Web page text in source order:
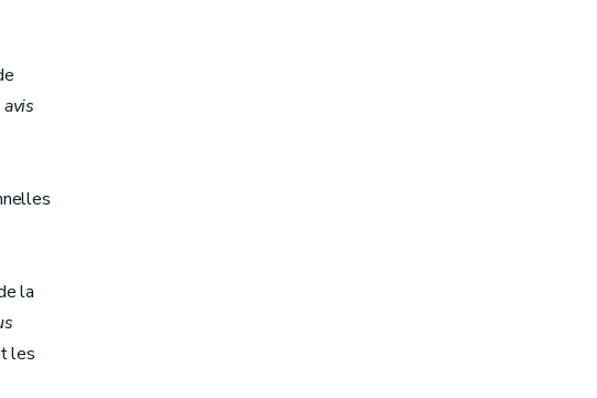
la
les